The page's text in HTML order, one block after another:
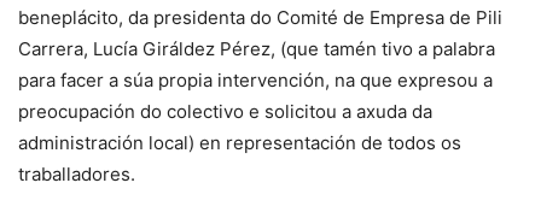
beneplácito, da presidenta do Comité de Empresa de Pili
Carrera, Lucía Giráldez Pérez, (que tamén tivo a palabra
para facer a súa propia intervención, na que expresou a
preocupación do colectivo e solicitou a axuda da
administración local) en representación de todos os
traballadores.